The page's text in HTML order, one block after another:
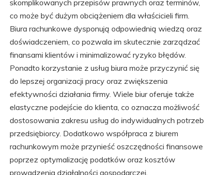
skomplikowanych przepisów prawnych oraz terminów,
co może być dużym obciążeniem dla właścicieli firm.
Biura rachunkowe dysponują odpowiednią wiedzą oraz
doświadczeniem, co pozwala im skutecznie zarządzać
finansami klientów i minimalizować ryzyko błędów.
Ponadto korzystanie z usług biura może przyczynić się
do lepszej organizacji pracy oraz zwiększenia
efektywności działania firmy. Wiele biur oferuje także
elastyczne podejście do klienta, co oznacza możliwość
dostosowania zakresu usług do indywidualnych potrzeb
przedsiębiorcy. Dodatkowo współpraca z biurem
rachunkowym może przynieść oszczędności finansowe
poprzez optymalizację podatków oraz kosztów
prowadzenia działalności gospodarczej.